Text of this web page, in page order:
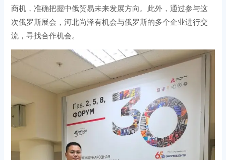
商机，准确把握中俄贸易未来发展方向。此外，通过参与这
次俄罗斯展会，河北尚泽有机会与俄罗斯的多个企业进行交
流，寻找合作机会。